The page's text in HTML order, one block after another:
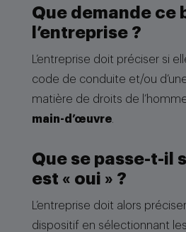
Que demande ce
l’entreprise ?
L’entreprise doit préciser si
code de conduite et/ou
matière de droits de
main-d’œuvre
Que se passe-t-il
est « oui » ?
L’entreprise doit alors
dispositif en sélectionnant